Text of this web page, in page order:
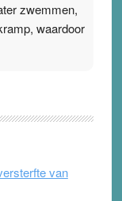
zwemmen,
waardoor
te verlagen
heeft zo’n
te
van